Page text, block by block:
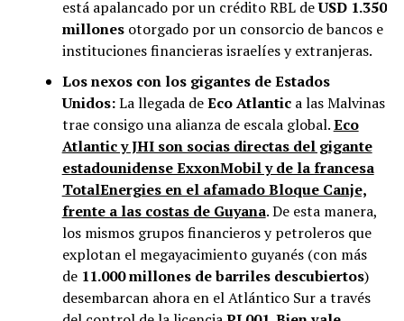
está apalancado por un crédito RBL deUSD 1.350
millonesotorgado por un consorcio de bancos e
instituciones financieras israelíes y extranjeras.
Los nexos con los gigantes de Estados
Unidos:La llegada deEco Atlantica las Malvinas
trae consigo una alianza de escala global.Eco
Atlantic y JHI son socias directas del gigante
estadounidense ExxonMobil y de la francesa
TotalEnergies en el afamado Bloque Canje,
frente a las costas de Guyana. De esta manera,
los mismos grupos financieros y petroleros que
explotan el megayacimiento guyanés (con más
de 11.000 millones de barriles descubiertos)
desembarcan ahora en el Atlántico Sur a través